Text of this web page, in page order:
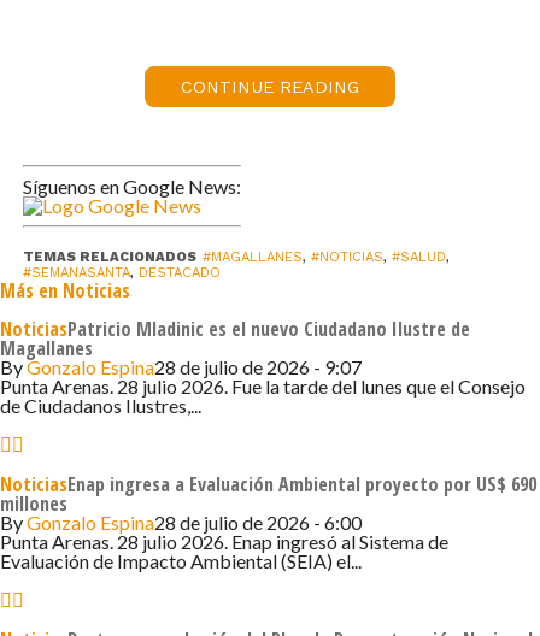
El SEREMI Mimica señaló que “como Gobierno es muy
importante el resguardo de la salud pública,
uno de los procesos de inspecciones que la SEREMI de
Salud realizará estos días para brindarle certeza y
seguridad a las magallánica y magallánicos. Lo importante
es comprar en locales autorizados que cuenten con
todas las certificaciones sanitarias como lo ha hecho hoy
la pescadería Felipe donde estamos realizando esta
actividad”, puntualizó.
La Seremi Sanfuentes explicó que nosotros sabemos
durante los últimos años, es un fenómeno que está
presente y ante el cual debemos mantener medidas de
precaución.
CONTINUE READING
Síguenos en Google News:
TEMAS RELACIONADOS #MAGALLANES, #NOTICIAS, #SALUD,
#SEMANASANTA, DESTACADO
Más en Noticias
NoticiasPatricio Mladinic es el nuevo Ciudadano Ilustre de
Magallanes
ByGonzalo Espina28 de julio de 2026 - 9:07
Punta Arenas. 28 julio 2026. Fue la tarde del lunes que el Consejo
de Ciudadanos Ilustres,...
NoticiasEnap ingresa a Evaluación Ambiental proyecto por US$ 690
millones
ByGonzalo Espina28 de julio de 2026 - 6:00
Punta Arenas. 28 julio 2026. Enap ingresó al Sistema de
Evaluación de Impacto Ambiental (SEIA) el...